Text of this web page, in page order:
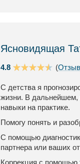
Ясновидящая
4.8 (
С детства я
жизни. В дальнейшем,
навыки на практике.
Помогу понять и
С помощью
партнера или ваших
Коррекция с помощью